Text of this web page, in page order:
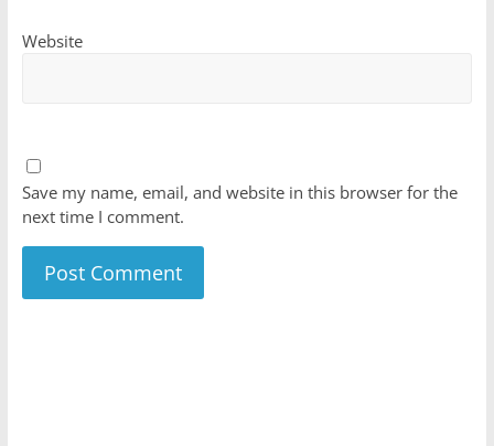
Website
Save my name, email, and website in this browser for the
next time I comment.